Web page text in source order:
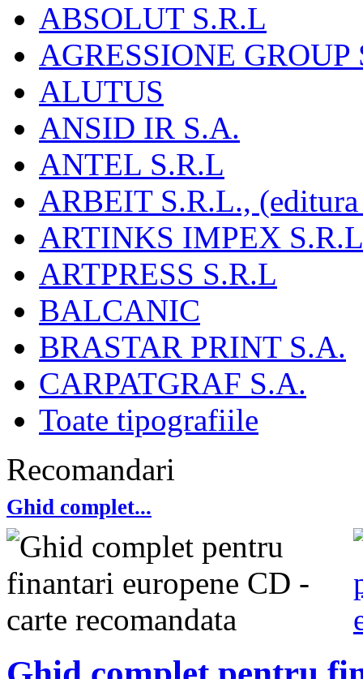
ABSOLUT S.R.L
AGRESSIONE GROUP
ALUTUS
ANSID IR S.A.
ANTEL S.R.L
ARBEIT S.R.L.,
ARTINKS IMPEX
ARTPRESS S.R.L
BALCANIC
BRASTAR PRINT S.A.
CARPATGRAF S.A.
Toate tipografiile
Recomandari
Ghid complet...